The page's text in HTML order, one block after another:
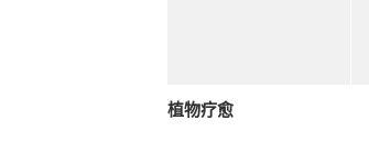
植物疗愈